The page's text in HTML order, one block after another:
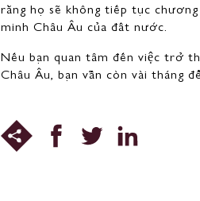
rằng họ sẽ không tiếp tục
minh Châu Âu của đất nước.
Nếu bạn quan tâm đến việc trở
Châu Âu, bạn vẫn còn vài tháng